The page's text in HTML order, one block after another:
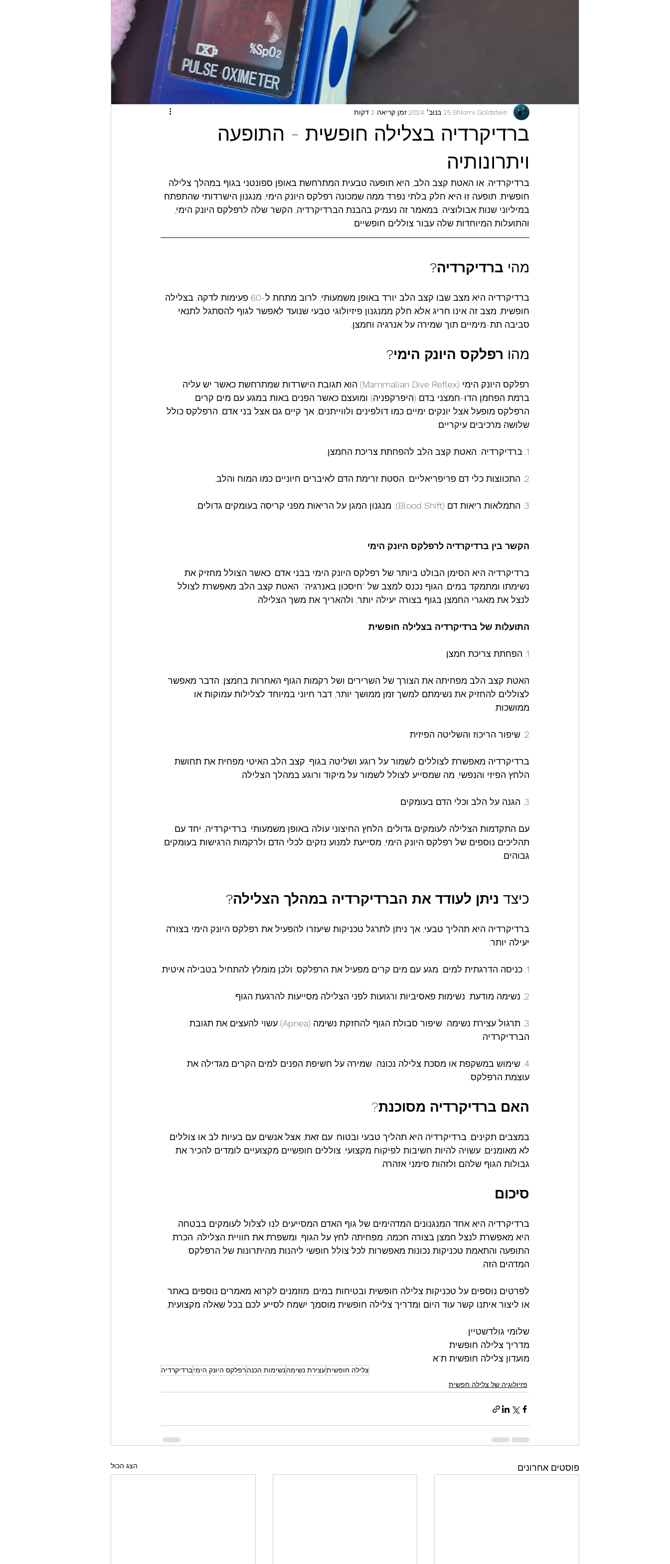
ברדיקרדיה בצלילה חופשית - התופעה
ויתרונותיה
Shlomi Goldstein 25 בנוב׳ 2024 זמן קריאה 2 דקות
ברדיקרדיה, או האטת קצב הלב, היא תופעה טבעית המתרחשת באופן ספונטני בגוף במהלך צלילה
חופשית. תופעה זו היא חלק בלתי נפרד ממה שמכונה רפלקס היונק הימי, מנגנון הישרדותי שהתפתח
במיליוני שנות אבולוציה. במאמר זה נעמיק בהבנת הברדיקרדיה, הקשר שלה לרפלקס היונק הימי,
והתועלות המיוחדות שלה עבור צוללים חופשיים.
מהי ברדיקרדיה?
ברדיקרדיה היא מצב שבו קצב הלב יורד באופן משמעותי, לרוב מתחת ל-60 פעימות לדקה. בצלילה
חופשית, מצב זה אינו חריג אלא חלק ממנגנון פיזיולוגי טבעי שנועד לאפשר לגוף להסתגל לתנאי
סביבה תת-מימיים תוך שמירה על אנרגיה וחמצן.
מהו רפלקס היונק הימי?
רפלקס היונק הימי (Mammalian Dive Reflex) הוא תגובת הישרדות שמתרחשת כאשר יש עליה
ברמת הפחמן הדו-חמצני בדם (היפרקפניה) ומועצם כאשר הפנים באות במגע עם מים קרים.
הרפלקס מופעל אצל יונקים ימיים כמו דולפינים ולווייתנים, אך קיים גם אצל בני אדם. הרפלקס כולל
שלושה מרכיבים עיקריים:
1. ברדיקרדיה: האטת קצב הלב להפחתת צריכת החמצן.
2. התכווצות כלי דם פריפריאליים: הסטת זרימת הדם לאיברים חיוניים כמו המוח והלב.
3. התמלאות ריאות דם (Blood Shift): מנגנון המגן על הריאות מפני קריסה בעומקים גדולים.
הקשר בין ברדיקרדיה לרפלקס היונק הימי
ברדיקרדיה היא הסימן הבולט ביותר של רפלקס היונק הימי בבני אדם. כאשר הצולל מחזיק את
נשימתו ומתמקד במים, הגוף נכנס למצב של "חיסכון באנרגיה". האטת קצב הלב מאפשרת לצולל
לנצל את מאגרי החמצן בגוף בצורה יעילה יותר, ולהאריך את משך הצלילה.
התועלות של ברדיקרדיה בצלילה חופשית
1. הפחתת צריכת חמצן
האטת קצב הלב מפחיתה את הצורך של השרירים ושל רקמות הגוף האחרות בחמצן. הדבר מאפשר
לצוללים להחזיק את נשימתם למשך זמן ממושך יותר, דבר חיוני במיוחד לצלילות עמוקות או
ממושכות.
2. שיפור הריכוז והשליטה הפיזית
ברדיקרדיה מאפשרת לצוללים לשמור על רוגע ושליטה בגוף. קצב הלב האיטי מפחית את תחושת
הלחץ הפיזי והנפשי, מה שמסייע לצולל לשמור על מיקוד ורוגע במהלך הצלילה.
3. הגנה על הלב וכלי הדם בעומקים
עם התקדמות הצלילה לעומקים גדולים, הלחץ החיצוני עולה באופן משמעותי. ברדיקרדיה, יחד עם
תהליכים נוספים של רפלקס היונק הימי, מסייעת למנוע נזקים לכלי הדם ולרקמות הרגישות בעומקים
גבוהים.
כיצד ניתן לעודד את הברדיקרדיה במהלך הצלילה?
ברדיקרדיה היא תהליך טבעי, אך ניתן לתרגל טכניקות שיעזרו להפעיל את רפלקס היונק הימי בצורה
יעילה יותר:
1. כניסה הדרגתית למים: מגע עם מים קרים מפעיל את הרפלקס, ולכן מומלץ להתחיל בטבילה איטית.
2. נשימה מודעת: נשימות פאסיביות ורגועות לפני הצלילה מסייעות להרגעת הגוף.
3. תרגול עצירת נשימה: שיפור סבולת הגוף להחזקת נשימה (Apnea) עשוי להעצים את תגובת
הברדיקרדיה.
4. שימוש במשקפת או מסכת צלילה נכונה: שמירה על חשיפת הפנים למים הקרים מגדילה את
עוצמת הרפלקס.
האם ברדיקרדיה מסוכנת?
במצבים תקינים, ברדיקרדיה היא תהליך טבעי ובטוח. עם זאת, אצל אנשים עם בעיות לב או צוללים
לא מאומנים, עשויה להיות חשיבות לפיקוח מקצועי. צוללים חופשיים מקצועיים לומדים להכיר את
גבולות הגוף שלהם ולזהות סימני אזהרה.
סיכום
ברדיקרדיה היא אחד המנגנונים המדהימים של גוף האדם המסייעים לנו לצלול לעומקים בבטחה.
היא מאפשרת לנצל חמצן בצורה חכמה, מפחיתה לחץ על הגוף, ומשפרת את חוויית הצלילה. הכרת
התופעה והתאמת טכניקות נכונות מאפשרות לכל צולל חופשי ליהנות מהיתרונות של הרפלקס
המדהים הזה.
לפרטים נוספים על טכניקות צלילה חופשית ובטיחות במים, מוזמנים לקרוא מאמרים נוספים באתר
או ליצור איתנו קשר עוד היום ומדריך צלילה חופשית מוסמך ישמח לסייע לכם בכל שאלה מקצועית.
שלומי גולדשטיין
מדריך צלילה חופשית
מועדון צלילה חופשית ת"א
צלילה חופשיתעצירת נשימהנשימות הכנהרפלקס היונק הימיברדיקרדיה
פזיולוגיה של צלילה חפשית
פוסטים אחרונים הצג הכול